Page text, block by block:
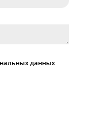
данных